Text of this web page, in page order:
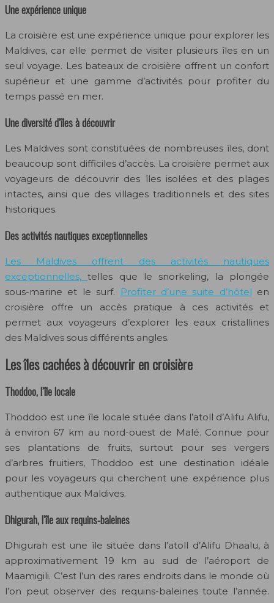
Une expérience unique
La croisière est une expérience unique pour explorer les
Maldives, car elle permet de visiter plusieurs îles en un
seul voyage. Les bateaux de croisière offrent un confort
supérieur et une gamme d’activités pour profiter du
temps passé en mer.
Une diversité d’îles à découvrir
Les Maldives sont constituées de nombreuses îles, dont
beaucoup sont difficiles d’accès. La croisière permet aux
voyageurs de découvrir des îles isolées et des plages
intactes, ainsi que des villages traditionnels et des sites
historiques.
Des activités nautiques exceptionnelles
Les Maldives offrent des activités nautiques
exceptionnelles,telles que le snorkeling, la plongée
sous-marine et le surf.
Profiter d’une suite d’hôtel en
croisière offre un accès pratique à ces activités et
permet aux voyageurs d’explorer les eaux cristallines
des Maldives sous différents angles.
Les îles cachées à découvrir en croisière
Thoddoo, l’île locale
Thoddoo est une île locale située dans l’atoll d’Alifu Alifu,
à environ 67 km au nord-ouest de Malé. Connue pour
ses plantations de fruits, surtout pour ses vergers
d’arbres fruitiers, Thoddoo est une destination idéale
pour les voyageurs qui cherchent une expérience plus
authentique aux Maldives.
Dhigurah, l’île aux requins-baleines
Dhigurah est une île située dans l’atoll d’Alifu Dhaalu, à
approximativement 19 km au sud de l’aéroport de
Maamigili. C’est l’un des rares endroits dans le monde où
l’on peut observer des requins-baleines toute l’année.